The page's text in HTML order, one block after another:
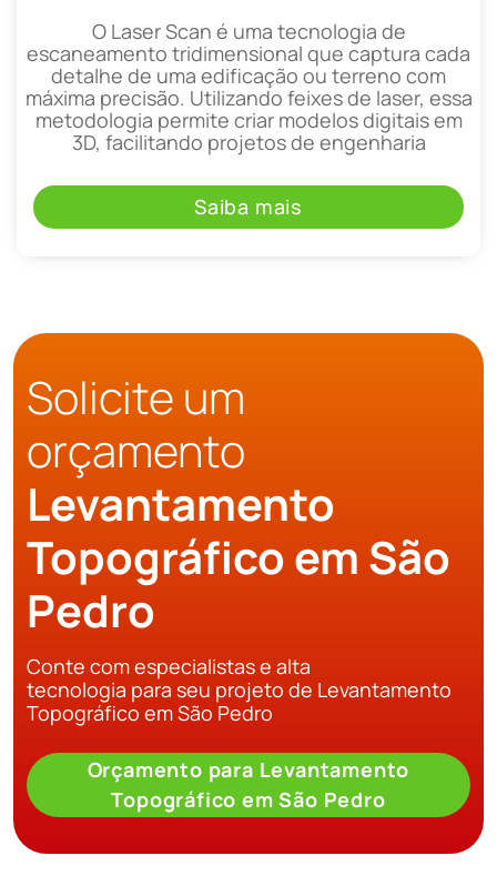
O Laser Scan é uma tecnologia de
escaneamento tridimensional que captura cada
detalhe de uma edificação ou terreno com
máxima precisão. Utilizando feixes de laser, essa
metodologia permite criar modelos digitais em
3D, facilitando projetos de engenharia
Saiba mais
Solicite um
orçamento
Levantamento
Topográfico em São
Pedro
Conte com especialistas e alta
tecnologia para seu projeto de Levantamento
Topográfico em São Pedro
Orçamento para Levantamento
Topográfico em São Pedro